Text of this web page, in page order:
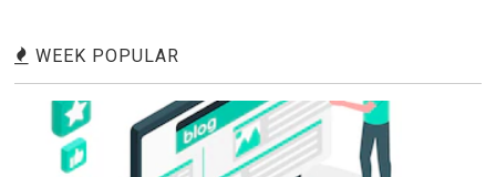
WEEK POPULAR